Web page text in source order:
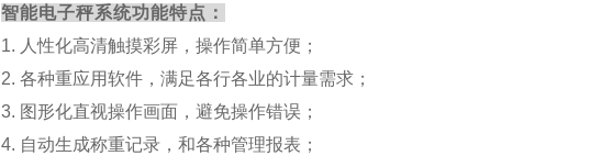
智能电子秤系统功能特点：
1. 人性化高清触摸彩屏，操作简单方便；
2. 各种重应用软件，满足各行各业的计量需求；
3. 图形化直视操作画面，避免操作错误；
4. 自动生成称重记录，和各种管理报表；